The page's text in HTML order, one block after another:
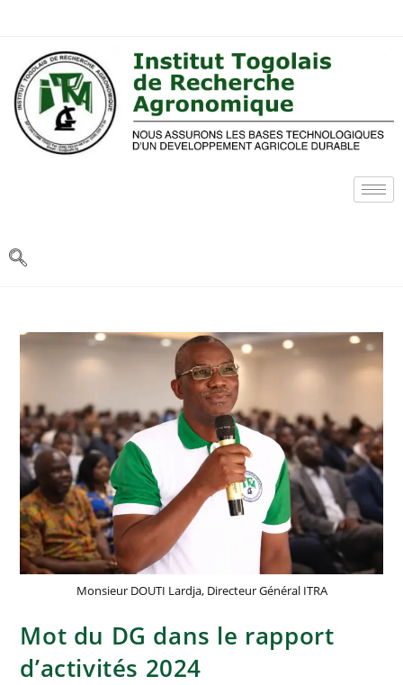
Monsieur DOUTI Lardja, Directeur Général ITRA
Mot du DG dans le rapport
d’activités 2024